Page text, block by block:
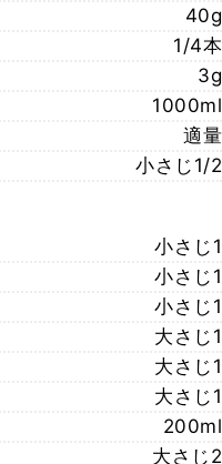
40g
1/4本
3g
1000ml
適量
小さじ1/2
小さじ1
小さじ1
小さじ1
大さじ1
大さじ1
大さじ1
200ml
大さじ2